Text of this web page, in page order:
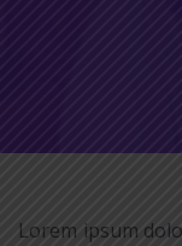
Lorem ipsum